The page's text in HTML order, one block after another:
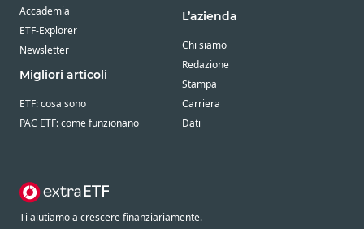
Accademia
ETF-Explorer
Newsletter
Migliori articoli
ETF: cosa sono
PAC ETF: come funzionano
L’azienda
Chi siamo
Redazione
Stampa
Carriera
Dati
Ti aiutiamo a crescere finanziariamente.